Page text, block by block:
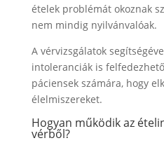
ételek problémát okoznak
nem mindig nyilvánvalóak.
A vérvizsgálatok
intoleranciák is
páciensek számára, hogy
élelmiszereket.
Hogyan működik az
vérből?